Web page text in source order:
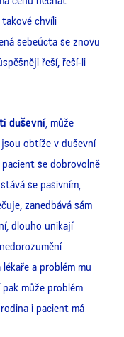
chvíli
sebeúcta se znovu
řeší, řeší-li
duševní, může
obtíže v duševní
se dobrovolně
se pasivním,
zanedbává sám
dlouho unikají
a problém mu
může problém
i pacient má